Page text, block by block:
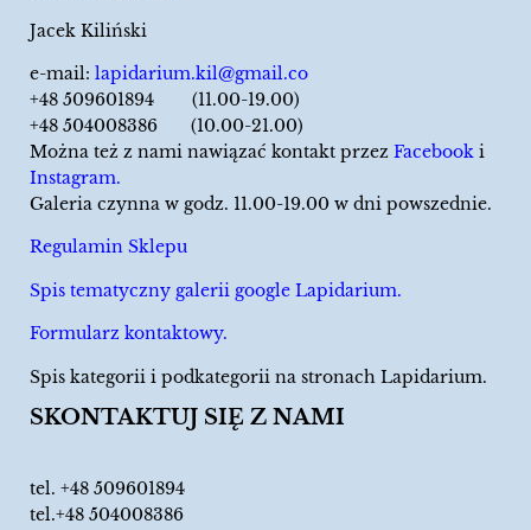
Jacek Kiliński
e-mail: lapidarium.kil@gmail.co
+48 509601894 (11.00-19.00)
+48 504008386 (10.00-21.00)
Można też z nami nawiązać kontakt przez Facebook i
Instagram.
Galeria czynna w godz. 11.00-19.00 w dni powszednie.
Regulamin Sklepu
Spis tematyczny galerii google Lapidarium.
Formularz kontaktowy.
Spis kategorii i podkategorii na stronach Lapidarium.
SKONTAKTUJ SIĘ Z NAMI
tel. +48 509601894
tel.+48 504008386